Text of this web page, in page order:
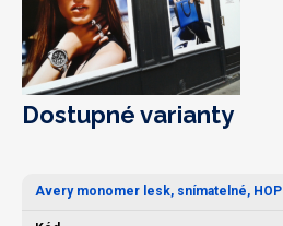
Dostupné varianty
Avery monomer lesk, snímatelné, HOP